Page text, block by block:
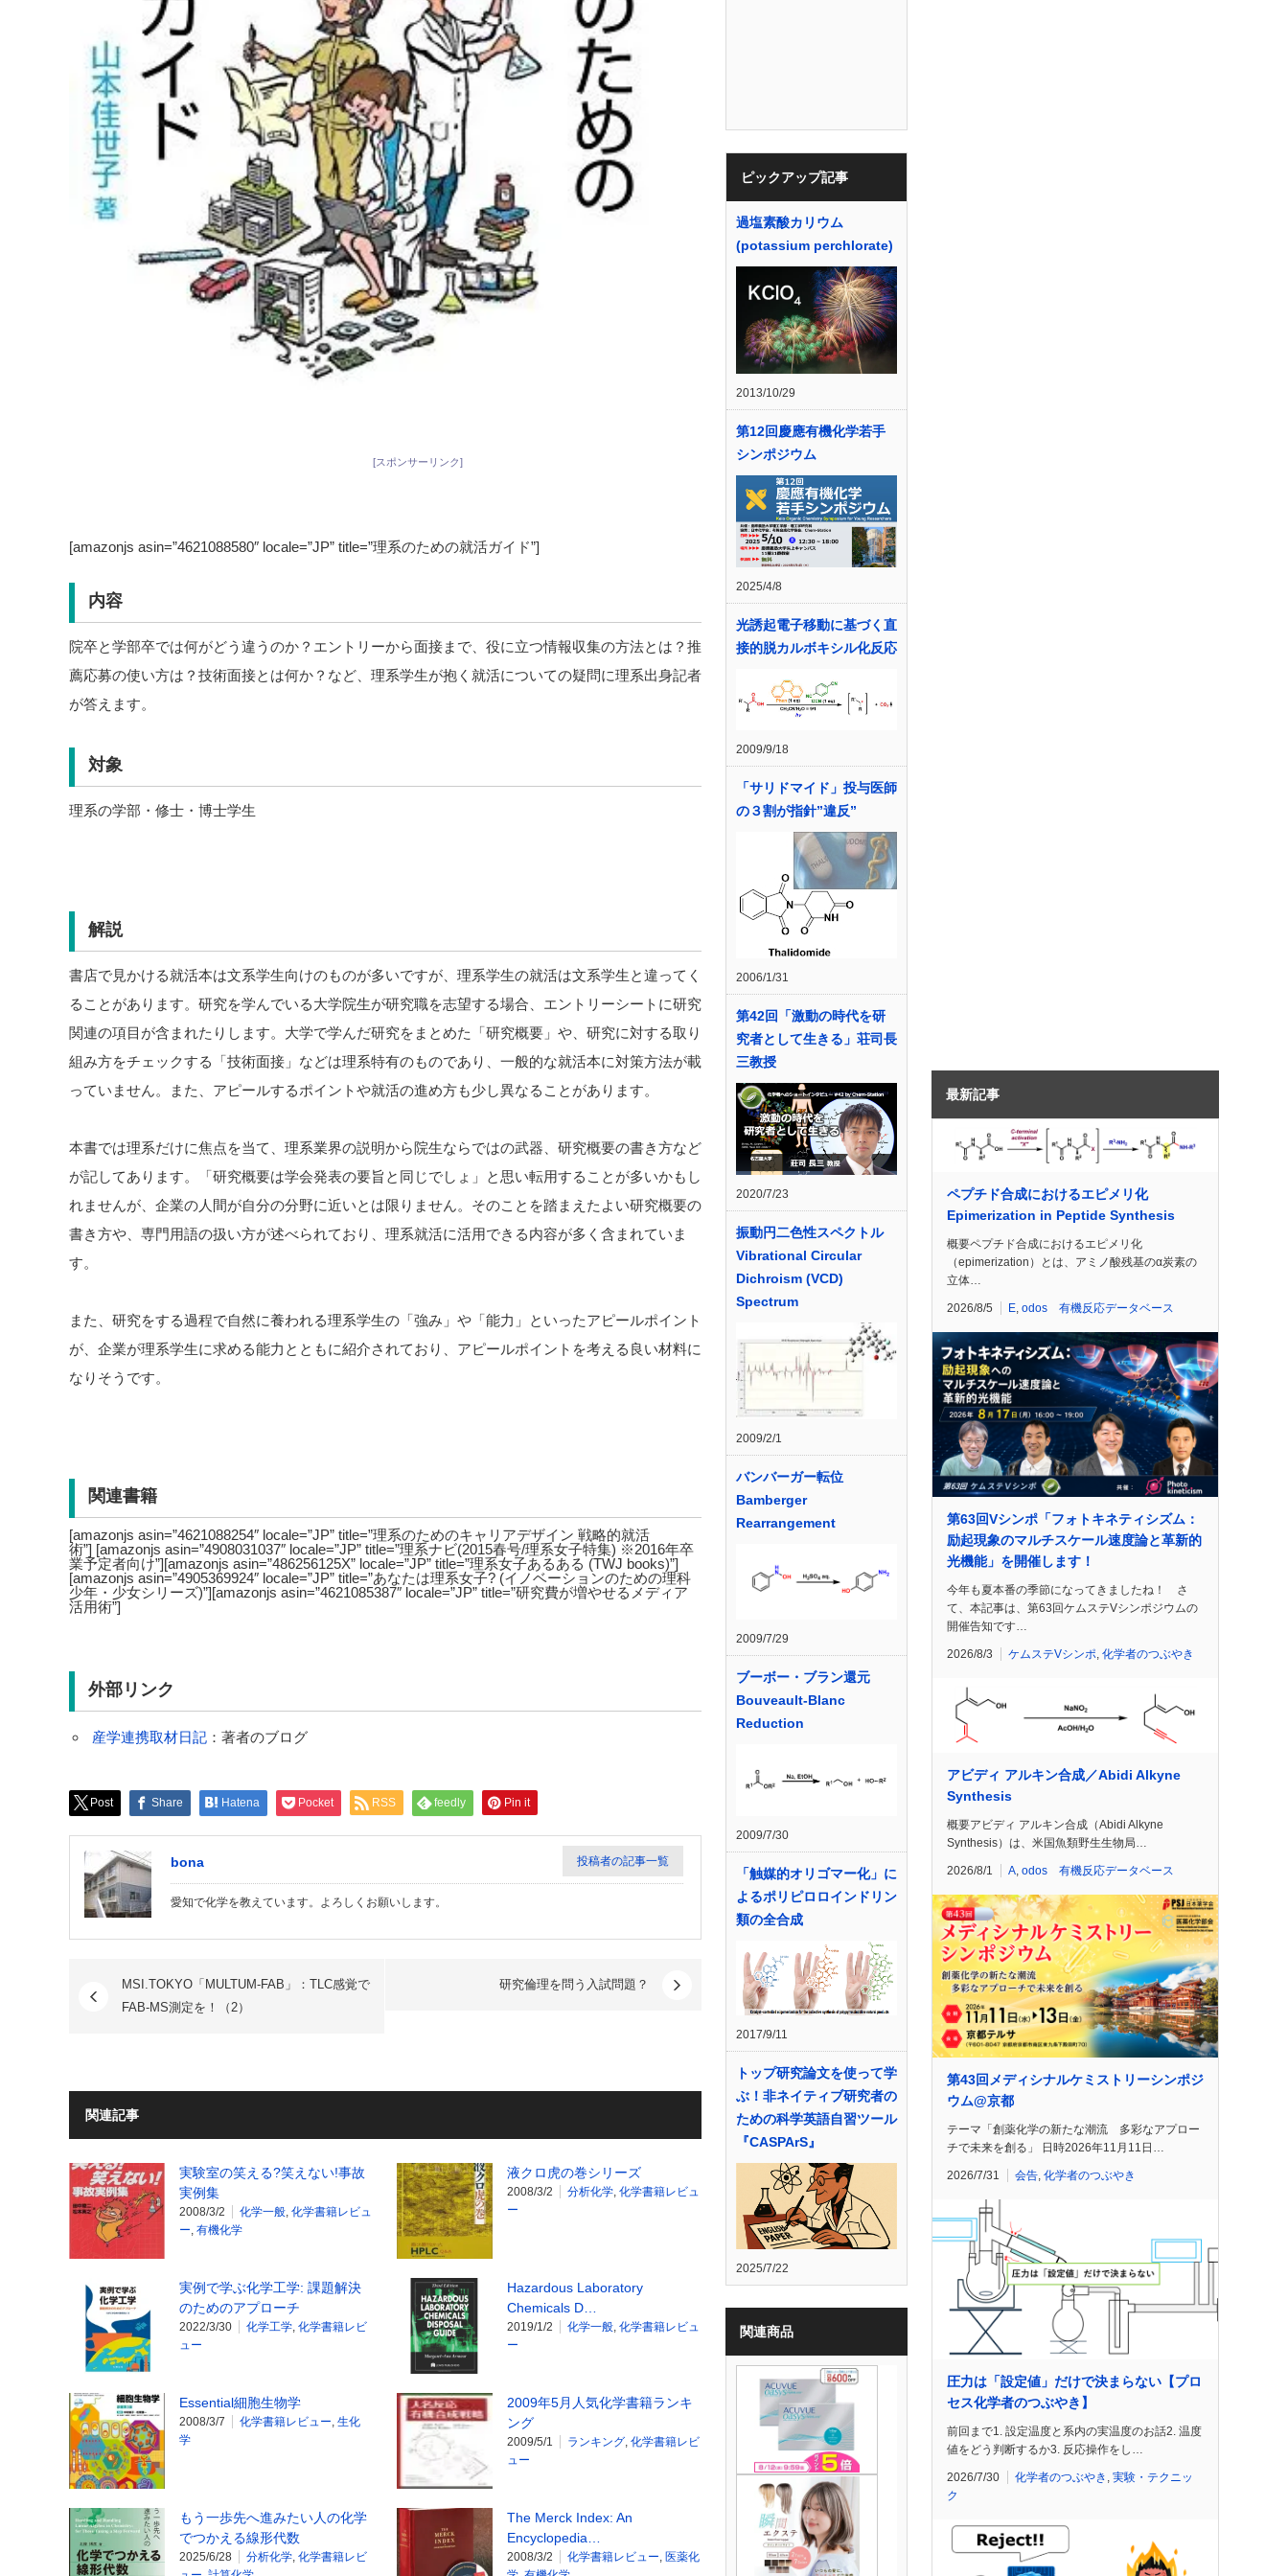
[スポンサーリンク]
[amazonjs asin=”4621088580″ locale=”JP” title=”理系のための就活ガイド”]
内容
院卒と学部卒では何がどう違うのか？エントリーから面接まで、役に立つ情報収集の方法とは？推
薦応募の使い方は？技術面接とは何か？など、理系学生が抱く就活についての疑問に理系出身記者
が答えます。
対象
理系の学部・修士・博士学生
解説
書店で見かける就活本は文系学生向けのものが多いですが、理系学生の就活は文系学生と違ってく
ることがあります。研究を学んでいる大学院生が研究職を志望する場合、エントリーシートに研究
関連の項目が含まれたりします。大学で学んだ研究をまとめた「研究概要」や、研究に対する取り
組み方をチェックする「技術面接」などは理系特有のものであり、一般的な就活本に対策方法が載
っていません。また、アピールするポイントや就活の進め方も少し異なることがあります。
本書では理系だけに焦点を当て、理系業界の説明から院生ならではの武器、研究概要の書き方など
が記してあります。「研究概要は学会発表の要旨と同じでしょ」と思い転用することが多いかもし
れませんが、企業の人間が自分の分野に近いとは限りません。そのことを踏まえたよい研究概要の
書き方や、専門用語の扱い方が述べられており、理系就活に活用できる内容が多く含まれていま
す。
また、研究をする過程で自然に養われる理系学生の「強み」や「能力」といったアピールポイント
が、企業が理系学生に求める能力とともに紹介されており、アピールポイントを考える良い材料に
なりそうです。
関連書籍
[amazonjs asin=”4621088254″ locale=”JP” title=”理系のためのキャリアデザイン 戦略的就活
術”] [amazonjs asin=”4908031037″ locale=”JP” title=”理系ナビ(2015春号/理系女子特集) ※2016年卒
業予定者向け”][amazonjs asin=”486256125X” locale=”JP” title=”理系女子あるある (TWJ books)”]
[amazonjs asin=”4905369924″ locale=”JP” title=”あなたは理系女子? (イノベーションのための理科
少年・少女シリーズ)”][amazonjs asin=”4621085387″ locale=”JP” title=”研究費が増やせるメディア
活用術”]
外部リンク
産学連携取材日記：著者のブログ
Post Share Hatena Pocket RSS feedly Pin it
bona 投稿者の記事一覧
愛知で化学を教えています。よろしくお願いします。
MSI.TOKYO「MULTUM-FAB」：TLC感覚で
FAB-MS測定を！（2）
研究倫理を問う入試問題？
関連記事
実験室の笑える?笑えない!事故
実例集
2008/3/2 化学一般 化学書籍レビュ
ー 有機化学
液クロ虎の巻シリーズ
2008/3/2 分析化学 化学書籍レビュ
ー
実例で学ぶ化学工学: 課題解決
のためのアプローチ
2022/3/30 化学工学 化学書籍レビ
ュー
Hazardous Laboratory
Chemicals D…
2019/1/2 化学一般 化学書籍レビュ
ー
Essential細胞生物学
2008/3/7 化学書籍レビュー 生化
学
2009年5月人気化学書籍ランキ
ング
2009/5/1 ランキング 化学書籍レビ
ュー
もう一歩先へ進みたい人の化学
でつかえる線形代数
2025/6/28 分析化学 化学書籍レビ
The Merck Index: An
Encyclopedia…
2008/3/2 化学書籍レビュー 医薬化
ピックアップ記事
過塩素酸カリウム
(potassium perchlorate)
2013/10/29
第12回慶應有機化学若手
シンポジウム
2025/4/8
光誘起電子移動に基づく直
接的脱カルボキシル化反応
2009/9/18
「サリドマイド」投与医師
の３割が指針”違反”
2006/1/31
第42回「激動の時代を研
究者として生きる」荘司長
三教授
2020/7/23
振動円二色性スペクトル
Vibrational Circular
Dichroism (VCD)
Spectrum
2009/2/1
バンバーガー転位
Bamberger
Rearrangement
2009/7/29
ブーボー・ブラン還元
Bouveault-Blanc
Reduction
2009/7/30
「触媒的オリゴマー化」に
よるポリピロロインドリン
類の全合成
2017/9/11
トップ研究論文を使って学
ぶ！非ネイティブ研究者の
ための科学英語自習ツール
『CASPArS』
2025/7/22
関連商品
最新記事
ペプチド合成におけるエピメリ化
Epimerization in Peptide Synthesis
概要ペプチド合成におけるエピメリ化
（epimerization）とは、アミノ酸残基のα炭素の
立体…
2026/8/5 E, odos 有機反応データベース
第63回Vシンポ「フォトキネティシズム：
励起現象のマルチスケール速度論と革新的
光機能」を開催します！
今年も夏本番の季節になってきましたね！ さ
て、本記事は、第63回ケムステVシンポジウムの
開催告知です…
2026/8/3 ケムステVシンポ 化学者のつぶやき
アビディ アルキン合成／Abidi Alkyne
Synthesis
概要アビディ アルキン合成（Abidi Alkyne
Synthesis）は、米国魚類野生生物局…
2026/8/1 A odos 有機反応データベース
第43回メディシナルケミストリーシンポジ
ウム@京都
テーマ「創薬化学の新たな潮流 多彩なアプロー
チで未来を創る」 日時2026年11月11日…
2026/7/31 会告, 化学者のつぶやき
圧力は「設定値」だけで決まらない【プロ
セス化学者のつぶやき】
前回まで1. 設定温度と系内の実温度のお話2. 温度
値をどう判断するか3. 反応操作をし…
2026/7/30 化学者のつぶやき , 実験・テクニッ
ク